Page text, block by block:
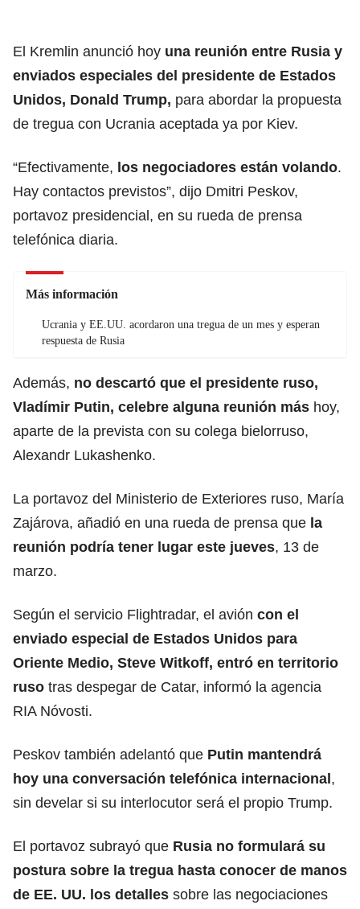
El Kremlin anunció hoy una reunión entre Rusia y
enviados especiales del presidente de Estados
Unidos, Donald Trump, para abordar la propuesta
de tregua con Ucrania aceptada ya por Kiev.
“Efectivamente, los negociadores están volando.
Hay contactos previstos”, dijo Dmitri Peskov,
portavoz presidencial, en su rueda de prensa
telefónica diaria.
Más información
Ucrania y EE.UU. acordaron una tregua de un mes y esperan
respuesta de Rusia
Además, no descartó que el presidente ruso,
Vladímir Putin, celebre alguna reunión más hoy,
aparte de la prevista con su colega bielorruso,
Alexandr Lukashenko.
La portavoz del Ministerio de Exteriores ruso, María
Zajárova, añadió en una rueda de prensa que la
reunión podría tener lugar este jueves, 13 de
marzo.
Según el servicio Flightradar, el avión con el
enviado especial de Estados Unidos para
Oriente Medio, Steve Witkoff, entró en territorio
ruso tras despegar de Catar, informó la agencia
RIA Nóvosti.
Peskov también adelantó que Putin mantendrá
hoy una conversación telefónica internacional,
sin develar si su interlocutor será el propio Trump.
El portavoz subrayó que Rusia no formulará su
postura sobre la tregua hasta conocer de manos
de EE. UU. los detalles sobre las negociaciones